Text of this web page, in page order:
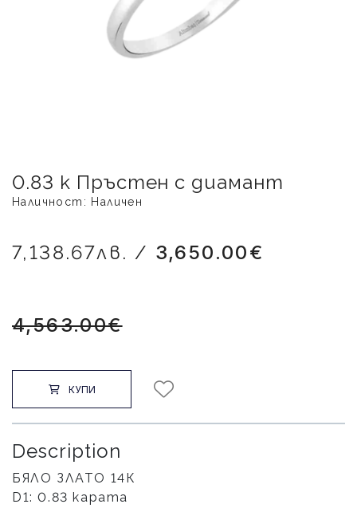
0.83 к Пръстен с диамант
Наличност: Наличен
7,138.67лв. / 3,650.00€
4,563.00€
КУПИ
Description
БЯЛО ЗЛАТО 14К
D1: 0.83 карата